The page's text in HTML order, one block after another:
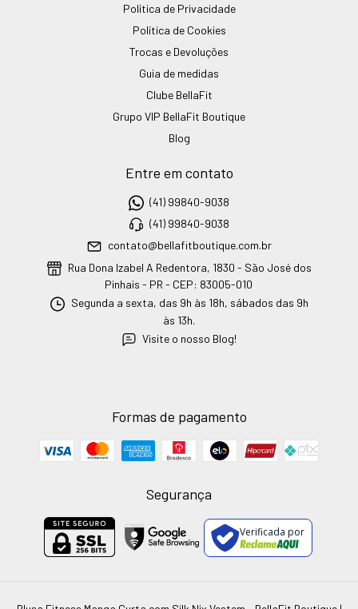
Política de Privacidade
Política de Cookies
Trocas e Devoluções
Guia de medidas
Clube BellaFit
Grupo VIP BellaFit Boutique
Blog
Entre em contato
(41) 99840-9038
(41) 99840-9038
contato@bellafitboutique.com.br
Rua Dona Izabel A Redentora, 1830 - São José dos
Pinhais - PR - CEP: 83005-010
Segunda a sexta, das 9h às 18h, sábados das 9h
às 13h.
Visite o nosso Blog!
Formas de pagamento
Segurança
Verificada por